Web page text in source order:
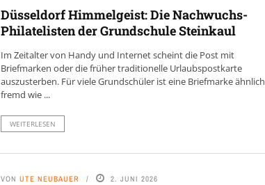
Düsseldorf Himmelgeist: Die Nachwuchs-
Philatelisten der Grundschule Steinkaul
Im Zeitalter von Handy und Internet scheint die Post mit
Briefmarken oder die früher traditionelle Urlaubspostkarte
auszusterben. Für viele Grundschüler ist eine Briefmarke ähnlich
fremd wie ...
WEITERLESEN
VON UTE NEUBAUER 2. JUNI 2026